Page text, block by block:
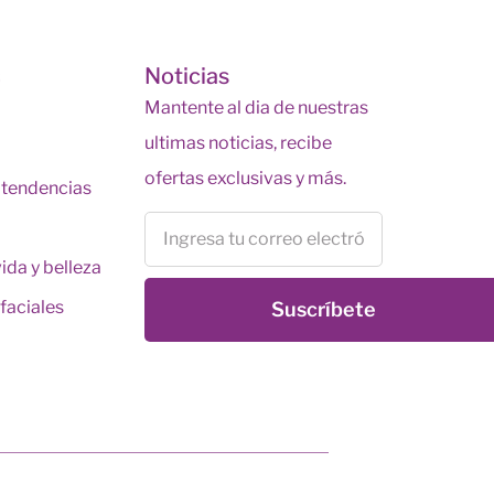
y belleza
Noticias
Mantente al dia de nuestras
ultimas noticias, recibe
ofertas exclusivas y más.
Suscríbete